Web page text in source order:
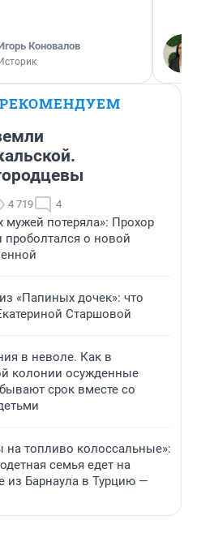
Коновалов
Историк
РЕКОМЕНДУЕМ
4 719 4
мужей потеряла»: Прохор
о новой
«Папиных дочек»: что
Старшовой
в неволе. Как в
колонии осужденные
срок вместе со
на топливо колоссальные»:
семья едет на
из Барнаула в Турцию —